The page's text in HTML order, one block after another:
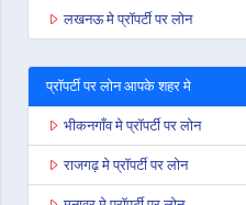
लखनऊ मे प्रॉपर्टी पर लोन
प्रॉपर्टी पर लोन आपके शहर मे
भीकनगाँव मे प्रॉपर्टी पर लोन
राजगढ़ मे प्रॉपर्टी पर लोन